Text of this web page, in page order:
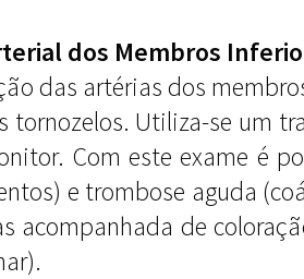
dos Membros
das artérias dos
tornozelos. Utiliza-se um
Com este exame é
e trombose aguda
acompanhada de